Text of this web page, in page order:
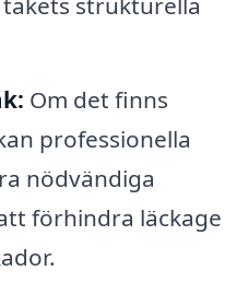
Om det finns
professionella
nödvändiga
förhindra läckage